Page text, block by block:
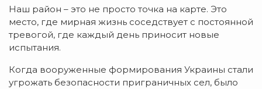
Наш район – это не просто точка на карте. Это
место, где мирная жизнь соседствует с постоянной
тревогой, где каждый день приносит новые
испытания.
Когда вооруженные формирования Украины стали
угрожать безопасности приграничных сел, было